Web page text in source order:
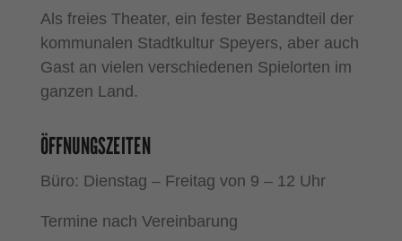
Als freies Theater, ein fester Bestandteil der
kommunalen Stadtkultur Speyers, aber auch
Gast an vielen verschiedenen Spielorten im
ganzen Land.
ÖFFNUNGSZEITEN
Büro: Dienstag – Freitag von 9 – 12 Uhr
Termine nach Vereinbarung